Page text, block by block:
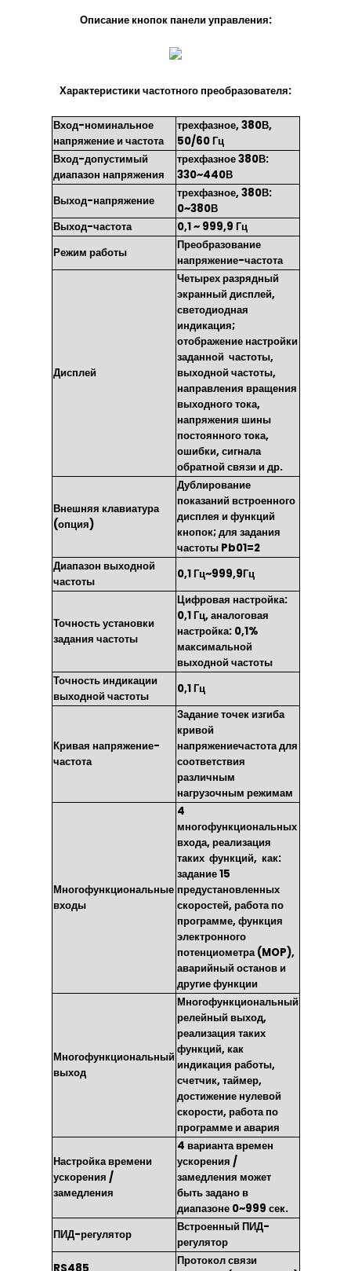
Описание кнопок панели управления:
Характеристики частотного преобразователя:
Вход-номинальное
напряжение и частота
трехфазное, 380В,
50/60 Гц
Вход-допустимый
диапазон напряжения
трехфазное 380В:
330~440В
Выход-напряжение
трехфазное, 380В:
0~380В
Выход-частота
0,1 ~ 999,9 Гц
Режим работы
Преобразование
напряжение-частота
Дисплей
Четырех разрядный
экранный дисплей,
светодиодная
индикация;
отображение настройки
заданной частоты,
выходной частоты,
направления вращения
выходного тока,
напряжения шины
постоянного тока,
ошибки, сигнала
обратной связи и др.
Внешняя клавиатура
(опция)
Дублирование
показаний встроенного
дисплея и функций
кнопок; для задания
частоты Pb01=2
Диапазон выходной
частоты
0,1 Гц~999,9Гц
Точность установки
задания частоты
Цифровая настройка:
0,1 Гц, аналоговая
настройка: 0,1%
максимальной
выходной частоты
Точность индикации
выходной частоты
0,1 Гц
Кривая напряжение-
частота
Задание точек изгиба
кривой
напряжениечастота для
соответствия
различным
нагрузочным режимам
Многофункциональные
входы
4
многофункциональных
входа, реализация
таких функций, как:
задание 15
предустановленных
скоростей, работа по
программе, функция
электронного
потенциометра (MOP),
аварийный останов и
другие функции
Многофункциональный
выход
Многофункциональный
релейный выход,
реализация таких
функций, как
индикация работы,
счетчик, таймер,
достижение нулевой
скорости, работа по
программе и авария
Настройка времени
ускорения /
замедления
4 варианта времен
ускорения /
замедления может
быть задано в
диапазоне 0~999 сек.
ПИД-регулятор
Встроенный ПИД-
регулятор
RS485
Протокол связи